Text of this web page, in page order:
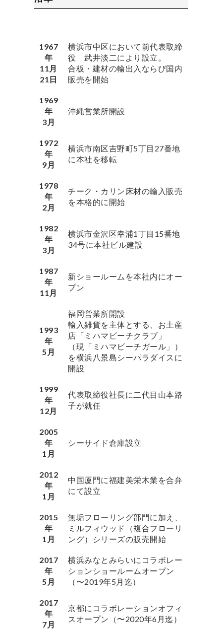
1967
年
11月
21日
横浜市中区において前代表取締
役 武井淡二により設立。
合板・建材の輸出入ならび国内
販売を開始
1969
年
3月
沖縄営業所開設
1972
年
9月
横浜市南区吉野町5丁目27番地
に本社を移転
1978
年
2月
チーク・カリン床材の輸入販売
を本格的に開始
1982
年
3月
横浜市金沢区幸浦1丁目15番地
34号に本社ビル建設
1987
年
11月
新ショールームを本社内にオー
プン
1993
年
5月
福岡営業所開設
輸入雑貨を主体とする、お土産
店「ミハマビーチクラブ」
（現「ミハマビーチガール」）
を横浜八景島シーパラダイスに
開設
1999
年
12月
代表取締役社長に二代目山本路
子が就任
2005
年
1月
シーサイド倉庫設立
2012
年
1月
中国厦門に福建美栄木業を合弁
にて設立
2015
年
1月
無垢フローリング部門に加え、
ミルフィウッド（複合フローリ
ング）シリーズの販売開始
2017
年
5月
横浜みなとみらいにコラボレー
ションショールームオープン
（〜2019年5月迄）
2017
年
7月
京都にコラボレーションオフィ
スオープン（〜2020年6月迄）